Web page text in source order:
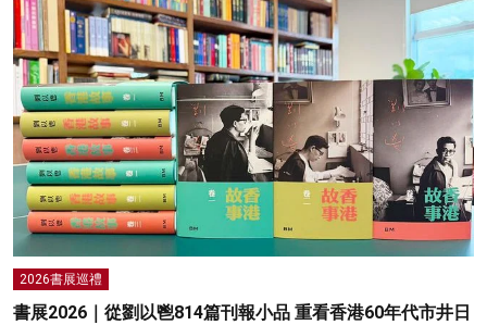
2026書展巡禮
書展2026｜從劉以鬯814篇刊報小品 重看香港60年代市井日